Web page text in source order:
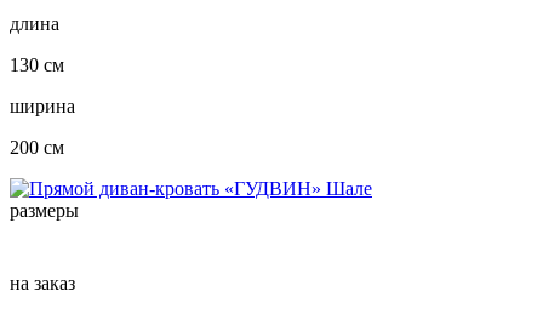
длина
130 см
ширина
200 см
размеры
на заказ